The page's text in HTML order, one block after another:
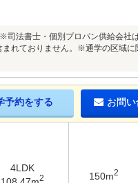
法書士・個別プロパン供給会社
れておりません。※通学の区域に
予約をする お問
4LDK
2 150m2